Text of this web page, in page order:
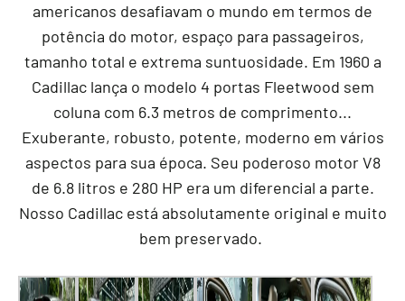
americanos desafiavam o mundo em termos de
potência do motor, espaço para passageiros,
tamanho total e extrema suntuosidade. Em 1960 a
Cadillac lança o modelo 4 portas Fleetwood sem
coluna com 6.3 metros de comprimento...
Exuberante, robusto, potente, moderno em vários
aspectos para sua época. Seu poderoso motor V8
de 6.8 litros e 280 HP era um diferencial a parte.
Nosso Cadillac está absolutamente original e muito
bem preservado.